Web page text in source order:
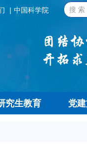
中国科学院
究生教育 党